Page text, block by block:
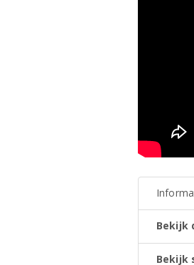
Bekijk
Bekijk